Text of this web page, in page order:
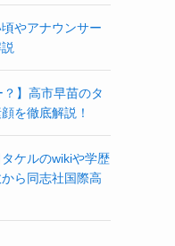
やアナウンサー
？】高市早苗のタ
を徹底解説！
ケルのwikiや学歴
ら同志社国際高